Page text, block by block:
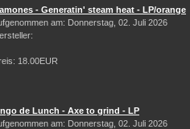
- Generatin' steam heat - LP/orange
am: Donnerstag, 02. Juli 2026
18.00EUR
de Lunch - Axe to grind - LP
am: Donnerstag, 02. Juli 2026